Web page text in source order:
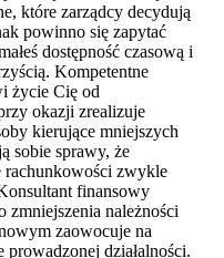
które zarządcy decydują
powinno się zapytać
dostępność czasową i
Kompetentne
życie Cię od
okazji zrealizuje
kierujące mniejszych
sobie sprawy, że
rachunkowości zwykle
finansowy
zmniejszenia należności
zaowocuje na
działalności.